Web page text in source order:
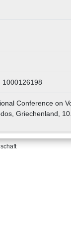
1000126198
Conference on
Griechenland,